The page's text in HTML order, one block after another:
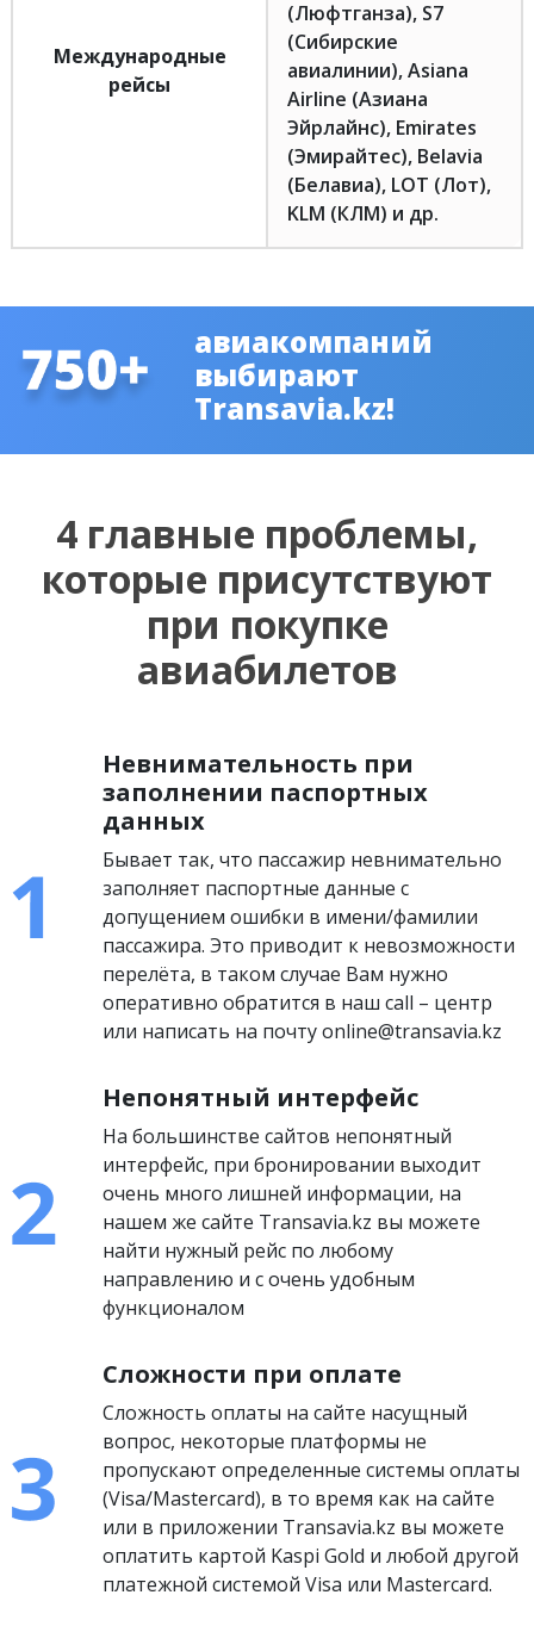
Международные
рейсы
(Люфтганза), S7
(Сибирские
авиалинии), Asiana
Airline (Азиана
Эйрлайнс), Emirates
(Эмирайтес), Belavia
(Белавиа), LOT (Лот),
KLM (КЛМ) и др.
авиакомпаний
выбирают
Transavia.kz!
4 главные проблемы,
которые присутствуют
при покупке
авиабилетов
Невнимательность при
заполнении паспортных
данных
Бывает так, что пассажир невнимательно
заполняет паспортные данные с
допущением ошибки в имени/фамилии
пассажира. Это приводит к невозможности
перелёта, в таком случае Вам нужно
оперативно обратится в наш call – центр
или написать на почту online@transavia.kz
Непонятный интерфейс
На большинстве сайтов непонятный
интерфейс, при бронировании выходит
очень много лишней информации, на
нашем же сайте Transavia.kz вы можете
найти нужный рейс по любому
направлению и с очень удобным
функционалом
Сложности при оплате
Сложность оплаты на сайте насущный
вопрос, некоторые платформы не
пропускают определенные системы оплаты
(Visa/Mastercard), в то время как на сайте
или в приложении Transavia.kz вы можете
оплатить картой Kaspi Gold и любой другой
платежной системой Visa или Mastercard.